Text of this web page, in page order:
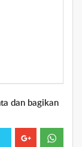
dan bagikan